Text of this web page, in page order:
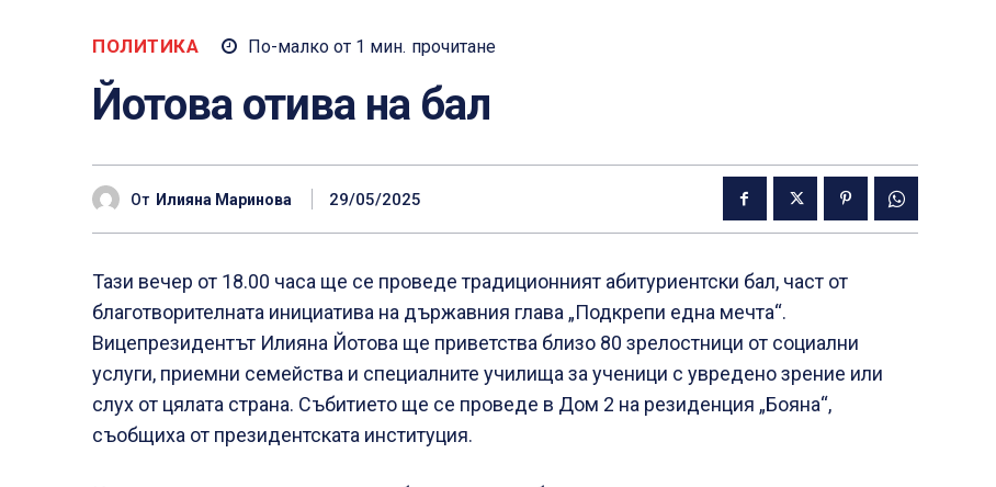
ПОЛИТИКА По-малко от 1 мин. прочитане
Йотова отива на бал
От Илияна Маринова 29/05/2025
Тази вечер от 18.00 часа ще се проведе традиционният абитуриентски бал, част от
благотворителната инициатива на държавния глава „Подкрепи една мечта“.
Вицепрезидентът Илияна Йотова ще приветства близо 80 зрелостници от социални
услуги, приемни семейства и специалните училища за ученици с увредено зрение или
слух от цялата страна. Събитието ще се проведе в Дом 2 на резиденция „Бояна“,
съобщиха от президентската институция.